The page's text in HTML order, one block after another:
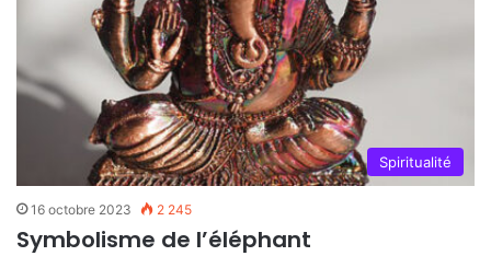
Spiritualité
16 octobre 2023 2 245
Symbolisme de l’éléphant